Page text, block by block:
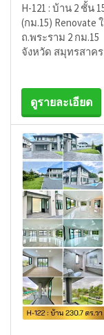
H-121 : บ้าน 2 ชั้น
(กม.15) Renovate
ถ.พระราม 2 กม.15
จังหวัด สมุทรสาค
ดูรายละเอียด